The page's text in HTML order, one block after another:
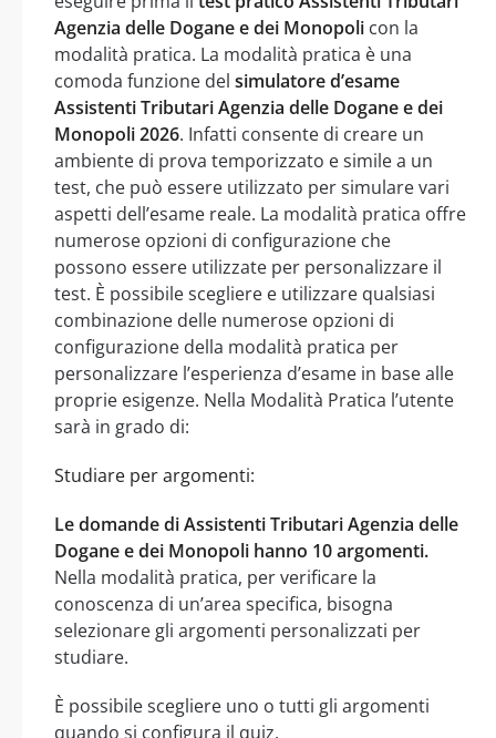
Agenzia delle Dogane e dei Monopoli con la
modalità pratica. La modalità pratica è una
comoda funzione del simulatore d’esame
Assistenti Tributari Agenzia delle Dogane e dei
Monopoli 2026. Infatti consente di creare un
ambiente di prova temporizzato e simile a un
test, che può essere utilizzato per simulare vari
aspetti dell’esame reale. La modalità pratica offre
numerose opzioni di configurazione che
possono essere utilizzate per personalizzare il
test. È possibile scegliere e utilizzare qualsiasi
combinazione delle numerose opzioni di
configurazione della modalità pratica per
personalizzare l’esperienza d’esame in base alle
proprie esigenze. Nella Modalità Pratica l’utente
sarà in grado di:
Studiare per argomenti:
Le domande di Assistenti Tributari Agenzia delle
Dogane e dei Monopoli hanno 10 argomenti.
Nella modalità pratica, per verificare la
conoscenza di un’area specifica, bisogna
selezionare gli argomenti personalizzati per
studiare.
È possibile scegliere uno o tutti gli argomenti
quando si configura il quiz.